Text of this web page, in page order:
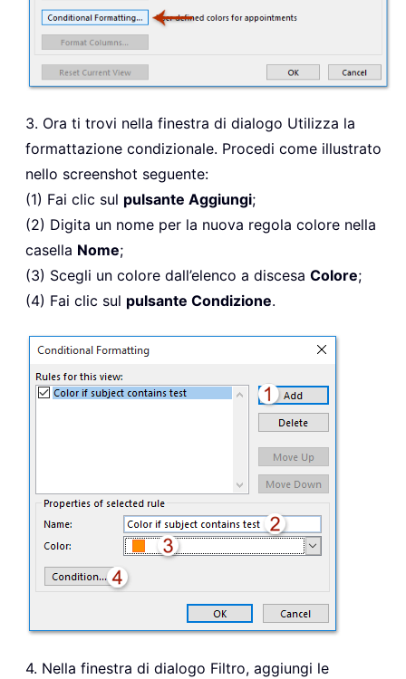
3. Ora ti trovi nella finestra di dialogo Utilizza la
formattazione condizionale. Procedi come illustrato
nello screenshot seguente:
(1) Fai clic sul pulsante Aggiungi;
(2) Digita un nome per la nuova regola colore nella
casella Nome;
(3) Scegli un colore dall’elenco a discesa Colore;
(4) Fai clic sul pulsante Condizione.
4. Nella finestra di dialogo Filtro, aggiungi le